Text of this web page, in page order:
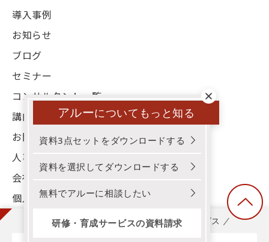
アルーについてもっと知る
資料3点セットをダウンロードする
資料を選択してダウンロードする
無料でアルーに相談したい
研修・育成サービスの資料請求
3分でわかる！アルー！研修・育成サービス
導入事例
お知らせ
ブログ
セミナー
コンサルタント一覧
講師一覧
お問い合わせ
人事お役立ち資料
会社概要
個人情報保護方針